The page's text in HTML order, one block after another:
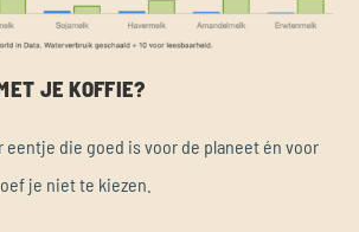
JE KOFFIE?
eentje die goed is voor de planeet én voor
je niet te kiezen.